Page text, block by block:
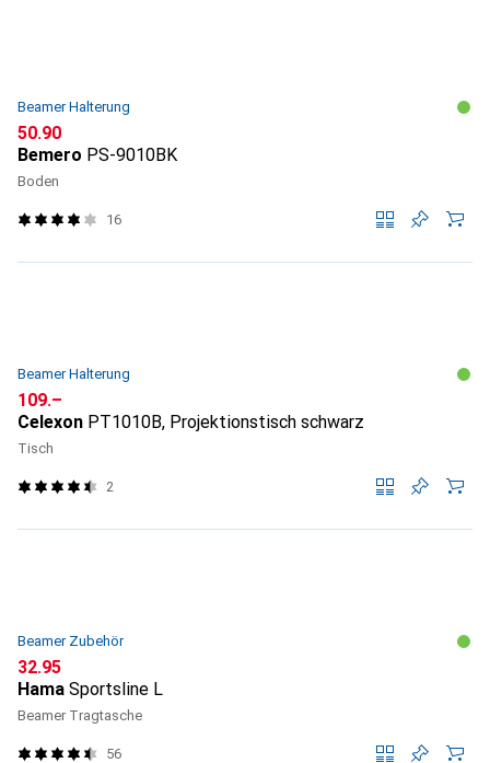
Beamer Halterung
CHF
50.90
Bemero PS-9010BK
Boden
16
Beamer Halterung
CHF
109.–
Celexon PT1010B, Projektionstisch schwarz
Tisch
2
Beamer Zubehör
CHF
32.95
Hama Sportsline L
Beamer Tragtasche
56